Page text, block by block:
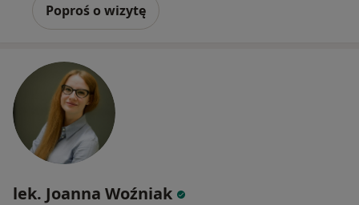
Poproś o wizytę
lek. Joanna Woźniak